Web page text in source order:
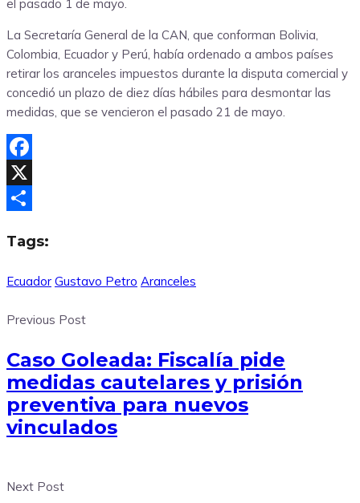
el pasado 1 de mayo.
La Secretaría General de la CAN, que conforman Bolivia,
Colombia, Ecuador y Perú, había ordenado a ambos países
retirar los aranceles impuestos durante la disputa comercial y
concedió un plazo de diez días hábiles para desmontar las
medidas, que se vencieron el pasado 21 de mayo.
Facebook
X
Tags:
Ecuador Gustavo Petro Aranceles
Previous Post
Caso Goleada: Fiscalía pide
medidas cautelares y prisión
preventiva para nuevos
vinculados
Next Post